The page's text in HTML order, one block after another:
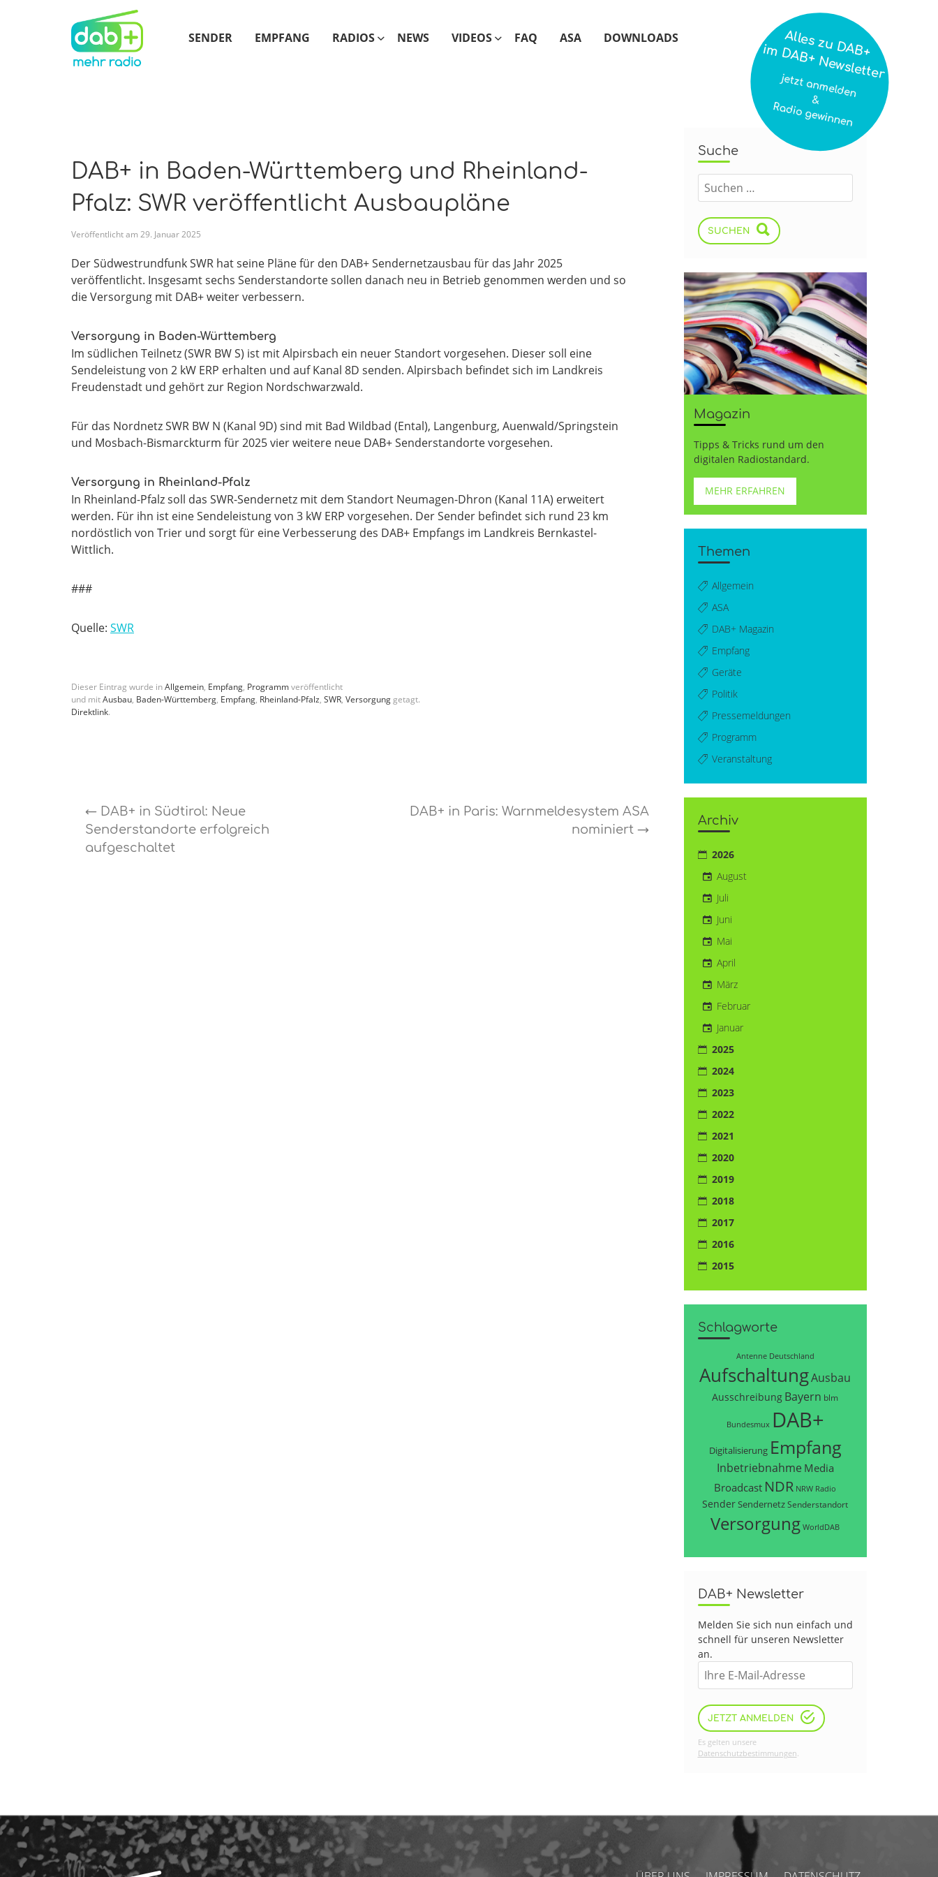
SENDER EMPFANG RADIOS NEWS VIDEOS FAQ ASA DOWNLOADS
DAB+ in Baden-Württemberg und Rheinland-
Pfalz: SWR veröffentlicht Ausbaupläne
Veröffentlicht am 29. Januar2025
Der Südwestrundfunk SWR hat seine Pläne für den DAB+ Sendernetzausbau für das Jahr 2025
veröffentlicht. Insgesamt sechs Senderstandorte sollen danach neu in Betrieb genommen werden und so
die Versorgung mit DAB+ weiter verbessern.
Versorgung in Baden-Württemberg
Im südlichen Teilnetz (SWR BW S) ist mit Alpirsbach ein neuer Standort vorgesehen. Dieser soll eine
Sendeleistung von 2 kW ERP erhalten und auf Kanal 8D senden. Alpirsbach befindet sich im Landkreis
Freudenstadt und gehört zur Region Nordschwarzwald.
Für das Nordnetz SWR BW N (Kanal 9D) sind mit Bad Wildbad (Ental), Langenburg, Auenwald/Springstein
und Mosbach-Bismarckturm für 2025 vier weitere neue DAB+ Senderstandorte vorgesehen.
Versorgung in Rheinland-Pfalz
In Rheinland-Pfalz soll das SWR-Sendernetz mit dem Standort Neumagen-Dhron (Kanal 11A) erweitert
werden. Für ihn ist eine Sendeleistung von 3 kW ERP vorgesehen. Der Sender befindet sich rund 23 km
nordöstlich von Trier und sorgt für eine Verbesserung des DAB+ Empfangs im Landkreis Bernkastel-
Wittlich.
###
Quelle: SWR
Dieser Eintrag wurde inAllgemein, Empfang, Programmveröffentlicht
und mitAusbau, Baden-Württemberg, Empfang, Rheinland-Pfalz, SWR, Versorgung getagt.
Direktlink.
← DAB+ in Südtirol: Neue
Senderstandorte erfolgreich
aufgeschaltet
DAB+ in Paris: Warnmeldesystem ASA
nominiert →
Suche
SUCHEN
Magazin
Tipps & Tricks rund um den
digitalen Radiostandard.
MEHR ERFAHREN
Themen
Allgemein
ASA
DAB+ Magazin
Empfang
Geräte
Politik
Pressemeldungen
Programm
Veranstaltung
Archiv
2026
August
Juli
Juni
Mai
April
März
Februar
Januar
2025
2024
2023
2022
2021
2020
2019
2018
2017
2016
2015
Schlagworte
Antenne Deutschland
AufschaltungAusbau
Ausschreibung Bayern blm
Bundesmux DAB+
Digitalisierung Empfang
Inbetriebnahme Media
Broadcast NDR NRW Radio
SenderSendernetzSenderstandort
Versorgung WorldDAB
DAB+ Newsletter
Melden Sie sich nun einfach und
schnell für unseren Newsletter
an.
JETZT ANMELDEN
Es gelten unsere
Datenschutzbestimmungen.
Alles zu DAB+
im DAB+ Newsletter
jetzt anmelden
&
Radio gewinnen